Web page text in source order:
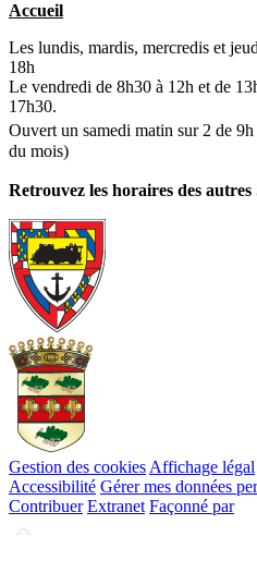
Accueil
Les lundis, mardis, mercredis et
18h
Le vendredi de 8h30 à 12h et de
Ouvert un samedi matin sur 2 de 9h
du mois)
Retrouvez les horaires des autres
Gestion des cookies Affichage légal
Accessibilité Gérer mes données
Contribuer Extranet Façonné par